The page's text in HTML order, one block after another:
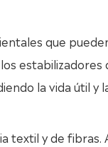
que
estabilizadores
la vida útil y
textil y de fibras.